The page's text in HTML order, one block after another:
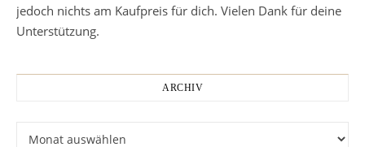
jedoch nichts am Kaufpreis für dich. Vielen Dank für deine
Unterstützung.
ARCHIV